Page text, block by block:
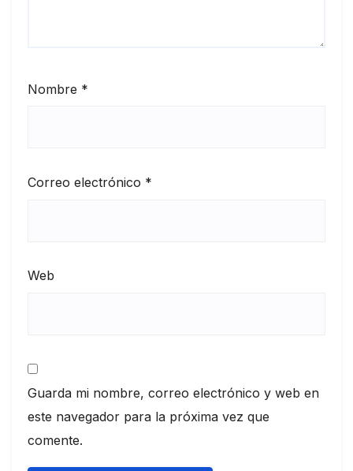
Nombre *
Correo electrónico *
Web
Guarda mi nombre, correo electrónico y web en
este navegador para la próxima vez que
comente.